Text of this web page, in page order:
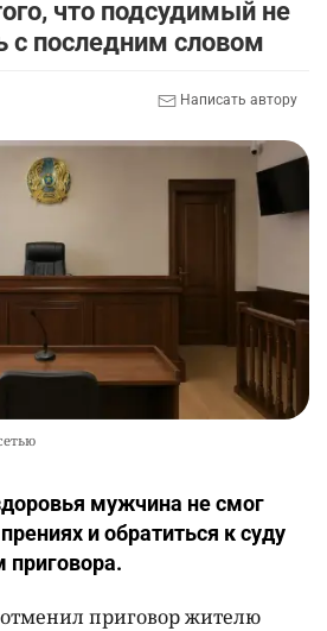
что подсудимый не
с последним словом
Написать автору
мужчина не смог
и обратиться к суду
приговора.
приговор жителю